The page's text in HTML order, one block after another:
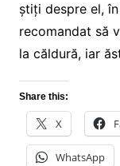
știți despre el,
recomandat să
la căldură, iar
Share this:
X
WhatsApp